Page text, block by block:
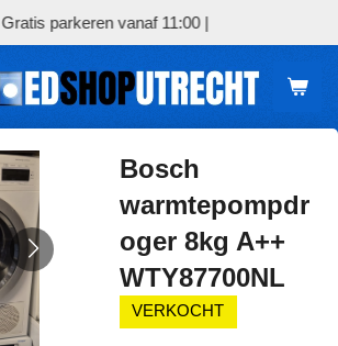
Gratis parkeren vanaf 11:00 |
Bosch
warmtepompdr
oger 8kg A++
WTY87700NL
VERKOCHT